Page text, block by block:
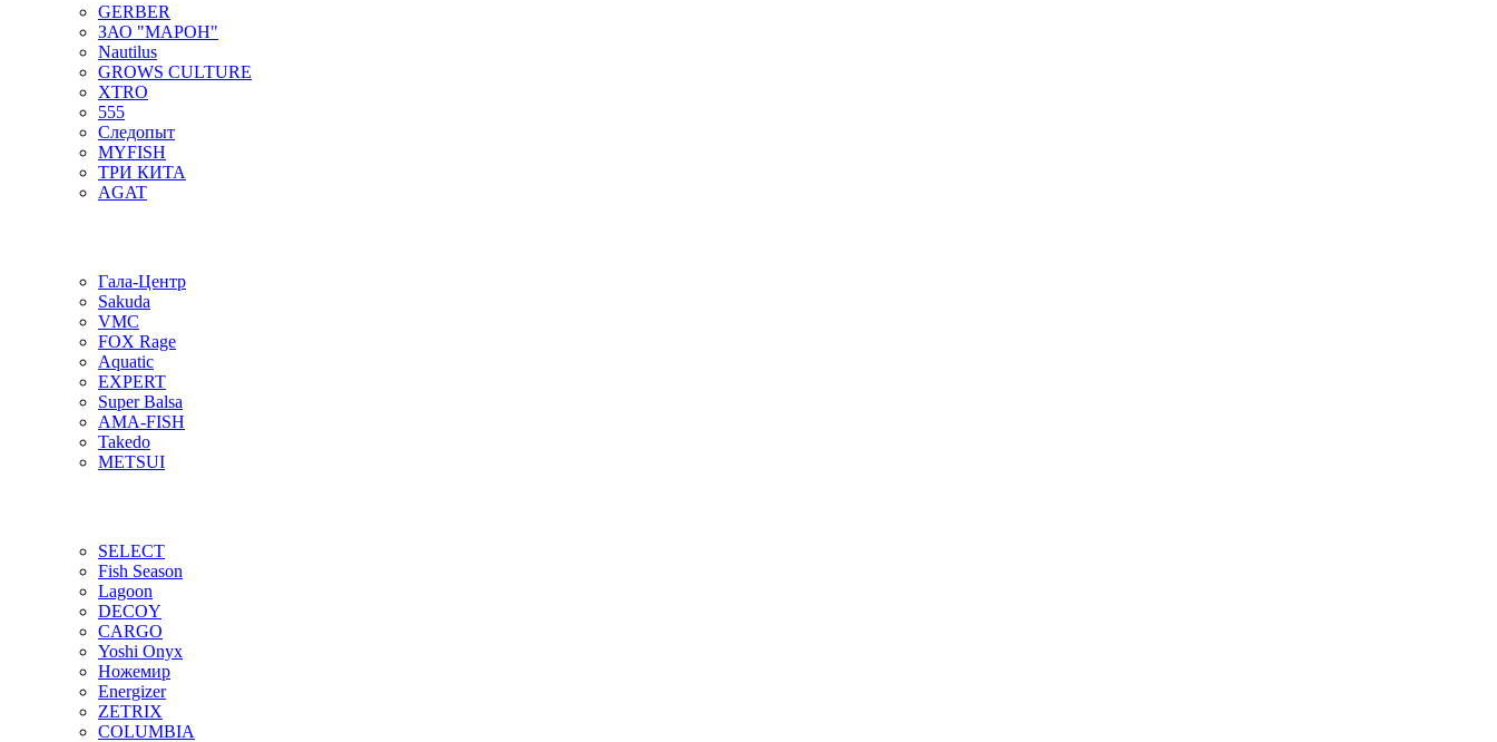
GERBER
ЗАО "МАРОН"
Nautilus
GROWS CULTURE
XTRO
555
Следопыт
MYFISH
ТРИ КИТА
AGAT
Гала-Центр
Sakuda
VMC
FOX Rage
Aquatic
EXPERT
Super Balsa
AMA-FISH
Takedo
METSUI
SELECT
Fish Season
Lagoon
DECOY
CARGO
Yoshi Onyx
Ножемир
Energizer
ZETRIX
COLUMBIA